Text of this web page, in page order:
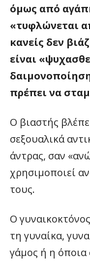
όμως από
«τυφλώνεται
κανείς δεν
είναι
πρέπει να
Ο βιαστής
σεξουαλικά
άντρας, σαν
χρησιμοποιεί
τους.
Ο
τη γυναίκα,
γάμος ή η όποια